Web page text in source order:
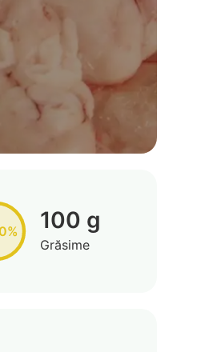
100 g
Grăsime